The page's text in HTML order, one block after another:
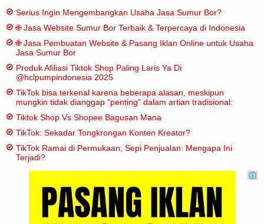
Serius Ingin Mengembangkan Usaha Jasa Sumur Bor?
🌐 Jasa Website Sumur Bor Terbaik & Terpercaya di Indonesia
🌐 Jasa Pembuatan Website & Pasang Iklan Online untuk Usaha
Jasa Sumur Bor
Produk Afiliasi Tiktok Shop Paling Laris Ya Di
@hclpumpindonesia 2025
TikTok bisa terkenal karena beberapa alasan, meskipun
mungkin tidak dianggap "penting" dalam artian tradisional:
Tiktok Shop Vs Shopee Bagusan Mana
TikTok: Sekadar Tongkrongan Konten Kreator?
TikTok Ramai di Permukaan, Sepi Penjualan: Mengapa Ini
Terjadi?